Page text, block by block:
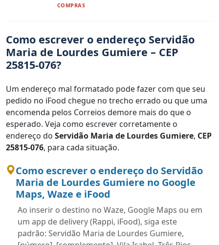
COMPRAS
Como escrever o endereço Servidão
Maria de Lourdes Gumiere – CEP
25815-076?
Um endereço mal formatado pode fazer com que seu
pedido no iFood chegue no trecho errado ou que uma
encomenda pelos Correios demore mais do que o
esperado. Veja como escrever corretamente o
endereço do Servidão Maria de Lourdes Gumiere, CEP
25815-076, para cada situação.
Como escrever o endereço do Servidão
Maria de Lourdes Gumiere no Google
Maps, Waze e iFood
Ao inserir o destino no Waze, Google Maps ou em
um app de delivery (Rappi, iFood), siga este
padrão: Servidão Maria de Lourdes Gumiere,